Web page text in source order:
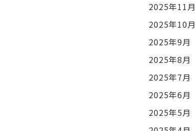
2025年11月
2025年10月
2025年9月
2025年8月
2025年7月
2025年6月
2025年5月